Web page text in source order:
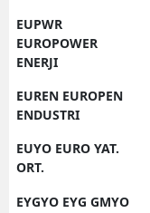
EUPWR
EUROPOWER
ENERJI
EUREN EUROPEN
ENDUSTRI
EUYO EURO YAT.
ORT.
EYGYO EYG GMYO